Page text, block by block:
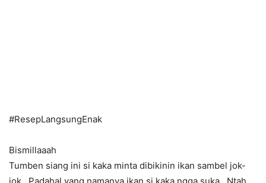
#ResepLangsungEnak
Bismillaaah
Tumben siang ini si kaka minta dibikinin ikan sambel jok-